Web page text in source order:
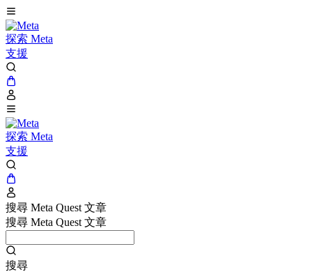
探索 Meta
支援
探索 Meta
支援
搜尋 Meta Quest 文章
搜尋 Meta Quest 文章
搜尋